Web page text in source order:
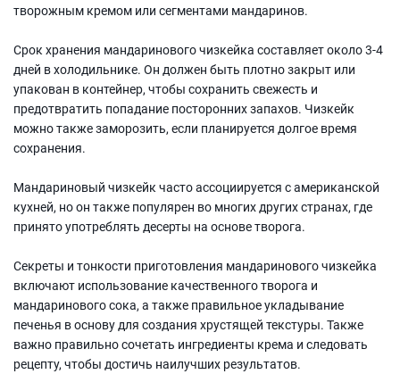
творожным кремом или сегментами мандаринов.
Срок хранения мандаринового чизкейка составляет около 3-4
дней в холодильнике. Он должен быть плотно закрыт или
упакован в контейнер, чтобы сохранить свежесть и
предотвратить попадание посторонних запахов. Чизкейк
можно также заморозить, если планируется долгое время
сохранения.
Мандариновый чизкейк часто ассоциируется с американской
кухней, но он также популярен во многих других странах, где
принято употреблять десерты на основе творога.
Секреты и тонкости приготовления мандаринового чизкейка
включают использование качественного творога и
мандаринового сока, а также правильное укладывание
печенья в основу для создания хрустящей текстуры. Также
важно правильно сочетать ингредиенты крема и следовать
рецепту, чтобы достичь наилучших результатов.